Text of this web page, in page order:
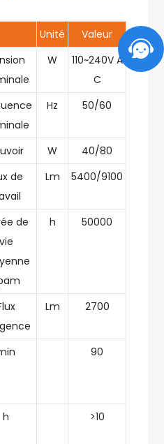
Unité
Valeur
W
110~240V A
C
Hz 50/60
W
40/80
de
Lm 5400/9100
de
vie
h 50000
Lm 2700
90
h >10